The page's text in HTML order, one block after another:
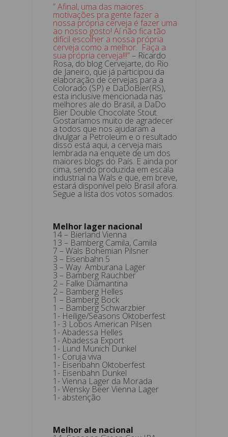
” Afinal, uma das maiores
motivações pra gente fazer a
nossa própria cerveja é fazer uma
ao nosso gosto! Aí não fica tão
difícil escolher a nossa própria
cerveja como a melhor. Faça a
sua própria cerveja!!!”– Ricardo
Rosa, do blog Cervejarte, do Rio
de Janeiro, que já participou da
elaboração de cervejas para a
Colorado (SP) e DaDoBier(RS),
esta inclusive mencionada nas
melhores ale do Brasil, a DaDo
Bier Double Chocolate Stout.
Gostaríamos muito de agradecer
a todos que nos ajudaram a
divulgar a Petroleum e o resultado
disso está aqui, a cerveja mais
lembrada na enquete de um dos
maiores blogs do País. E ainda por
cima, sendo produzida em escala
industrial na Wäls e que, em breve,
estará disponível pelo Brasil afora.
Segue a lista dos votos somados.
Melhor lager nacional
14 – Bierland Vienna
13 – Bamberg Camila, Camila
7 – Wäls Bohemian Pilsner
3 – Eisenbahn 5
3 – Way Amburana Lager
3 – Bamberg Rauchber
2 – Falke Diamantina
2 – Bamberg Helles
1 – Bamberg Bock
1 – Bamberg Schwarzbier
1- Heilige/Seasons Oktoberfest
1- 3 Lobos American Pilsen
1- Abadessa Helles
1- Abadessa Export
1- Lund Munich Dunkel
1- Coruja viva
1- Eisenbahn Oktoberfest
1- Eisenbahn Dunkel
1- Vienna Lager da Morada
1- Wensky Beer Vienna Lager
1- abstenção
Melhor ale nacional